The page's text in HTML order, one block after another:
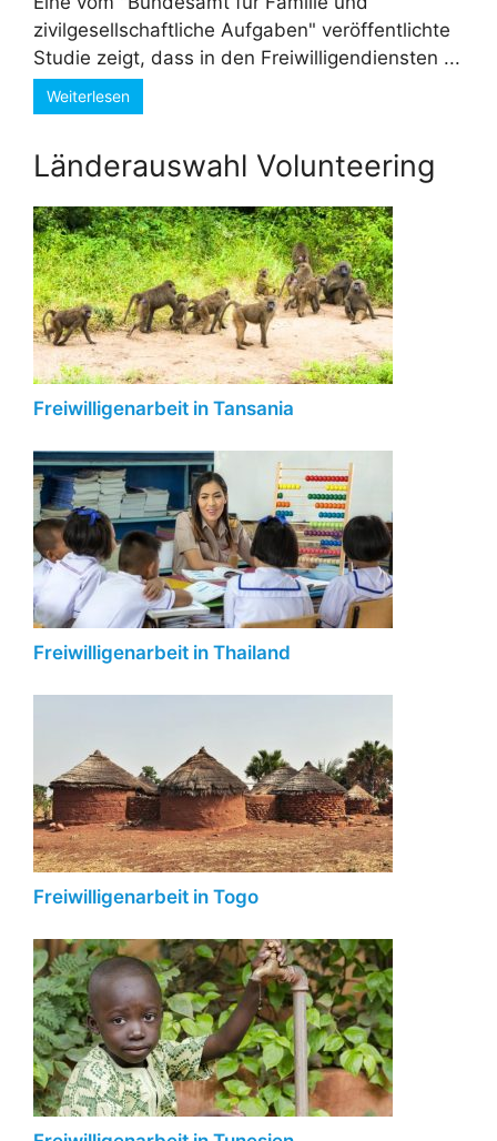
zivilgesellschaftliche Aufgaben" veröffentlichte
Studie zeigt, dass in den Freiwilligendiensten ...
Weiterlesen
Länderauswahl Volunteering
Freiwilligenarbeit in Tansania
Freiwilligenarbeit in Thailand
Freiwilligenarbeit in Togo